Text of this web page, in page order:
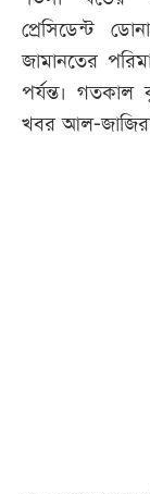
বিভাগ
ছবি
প্রেসিডেন্ট
জামানতের
পর্যন্ত। গতকাল
খবর আল-